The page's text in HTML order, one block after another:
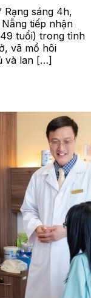
Rạng sáng 4h,
tiếp nhận
tuổi) trong tình
vã mồ hôi
và lan […]